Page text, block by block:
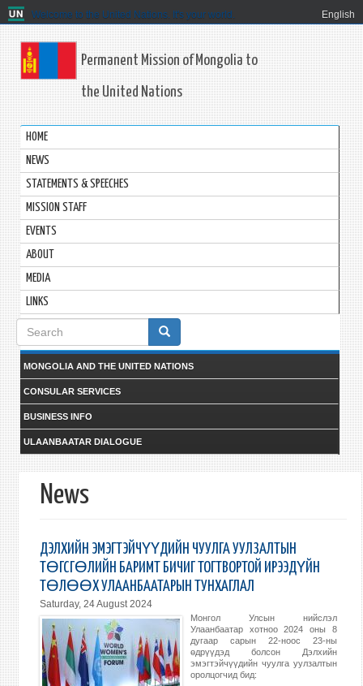
Welcome to the United Nations. It's your world. English
Permanent Mission of Mongolia to
the United Nations
HOME
NEWS
STATEMENTS & SPEECHES
MISSION STAFF
EVENTS
ABOUT
MEDIA
LINKS
Search
form
MONGOLIA AND THE UNITED NATIONS
CONSULAR SERVICES
BUSINESS INFO
ULAANBAATAR DIALOGUE
News
ДЭЛХИЙН ЭМЭГТЭЙЧҮҮДИЙН ЧУУЛГА УУЛЗАЛТЫН
ТӨГСГӨЛИЙН БАРИМТ БИЧИГ ТОГТВОРТОЙ ИРЭЭДҮЙН
ТӨЛӨӨХ УЛААНБААТАРЫН ТУНХАГЛАЛ
Saturday, 24 August 2024
Монгол Улсын нийслэл
Улаанбаатар хотноо 2024 оны 8
дугаар сарын 22-ноос 23-ны
өдрүүдэд болсон Дэлхийн
эмэгтэйчүүдийн чуулга уулзалтын
оролцогчид бид: